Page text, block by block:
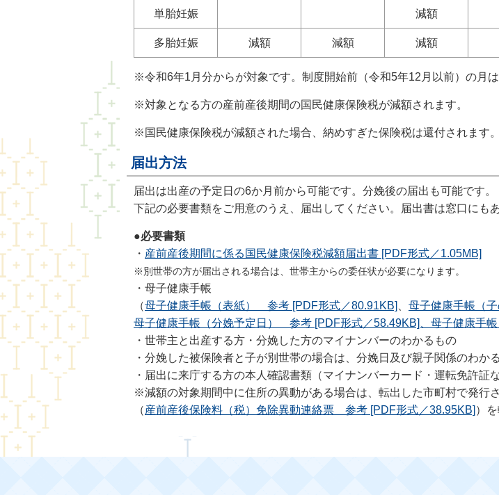
単胎妊娠 減額
多胎妊娠 減額 減額 減額
※令和6年1月分からが対象です。制度開始前（令和5年12月以前）の月は
※対象となる方の産前産後期間の国民健康保険税が減額されます。
※国民健康保険税が減額された場合、納めすぎた保険税は還付されます。
届出方法
届出は出産の予定日の6か月前から可能です。分娩後の届出も可能です。
下記の必要書類をご用意のうえ、届出してください。届出書は窓口にもあ
●必要書類
・ 産前産後期間に係る国民健康保険税減額届出書 [PDF形式／1.05MB]
※別世帯の方が届出される場合は、世帯主からの委任状が必要になります。
・母子健康手帳
（母子健康手帳（表紙）＿参考 [PDF形式／80.91KB] 母子健康手帳（
母子健康手帳（分娩予定日）＿参考 [PDF形式／58.49KB]、 母子健康手
・世帯主と出産する方・分娩した方のマイナンバーのわかるもの
・分娩した被保険者と子が別世帯の場合は、分娩日及び親子関係のわか
・届出に来庁する方の本人確認書類（マイナンバーカード・運転免許証な
※減額の対象期間中に住所の異動がある場合は、転出した市町村で発行
（産前産後保険料（税）免除異動連絡票＿参考 [PDF形式／38.95KB] ）